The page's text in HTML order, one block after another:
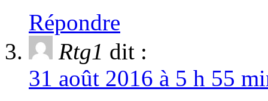
Répondre
Rtg1 dit :
31 août 2016 à 5 h 55